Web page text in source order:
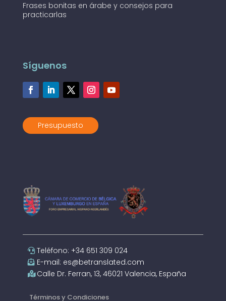
Frases bonitas en árabe y consejos para
practicarlas
Síguenos
Presupuesto
Teléfono: +34 651 309 024
E-mail: es@betranslated.com
Calle Dr. Ferran, 13, 46021 Valencia, España
Términos y Condiciones